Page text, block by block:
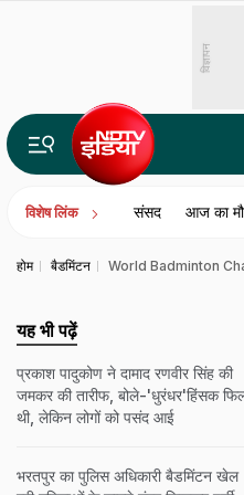
विज्ञापन
विशेष लिंक संसद आज का
होम बैडमिंटन World Badminton
यह भी पढ़ें
प्रकाश पादुकोण ने दामाद रणवीर सिंह की
जमकर की तारीफ, बोले-'धुरंधर'हिंसक
थी, लेकिन लोगों को पसंद आई
भरतपुर का पुल‍िस अध‍िकारी बैडम‍िंटन खेल